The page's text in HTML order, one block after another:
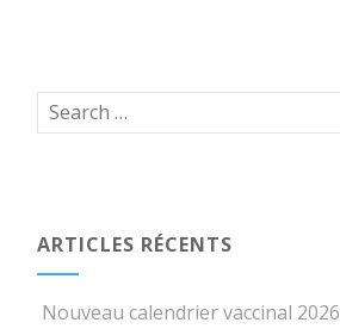
ARTICLES RÉCENTS
Nouveau calendrier vaccinal 2026